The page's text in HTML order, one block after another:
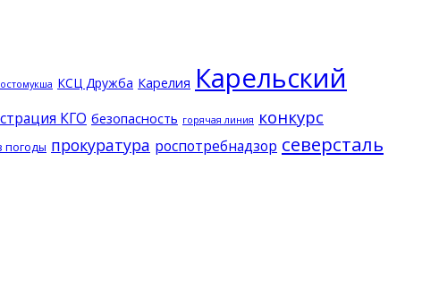
КСЦ Дружба Карелия Карельский
КГО безопасность горячая линия конкурс
погоды прокуратура роспотребнадзор северсталь